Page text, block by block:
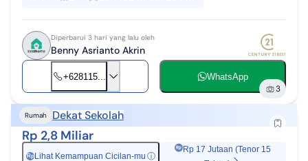
Diperbarui 3 hari yang lalu oleh
Benny Asrianto Akrin
+628115... WhatsApp
3
Rumah Dekat Sekolah
Rp 2,8 Miliar
Rp Lihat Kemampuan Cicilan-mu ⓘ
Rp 17 Jutaan (Tenor 15